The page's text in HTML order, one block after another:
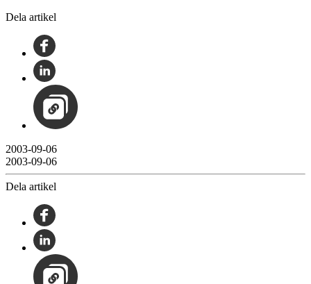
Dela artikel
2003-09-06
2003-09-06
Dela artikel